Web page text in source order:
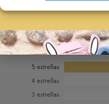
Basado
5 estrellas
4 estrellas
3 estrellas